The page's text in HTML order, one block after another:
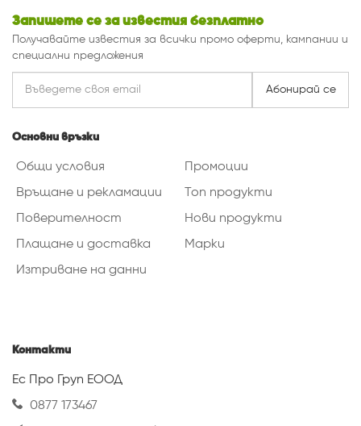
Запишете се за известия безплатно
Получавайте известия за всички промо оферти, кампании и
специални предложения
Абонирай се
Основни връзки
Общи условия
Връщане и рекламации
Поверителност
Плащане и доставка
Изтриване на данни
Промоции
Топ продукти
Нови продукти
Марки
Контакти
Ес Про Груп ЕООД
0877 173467